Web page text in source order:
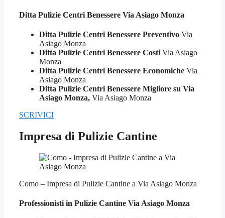
Ditta Pulizie Centri Benessere Via Asiago Monza
Ditta Pulizie Centri Benessere Preventivo Via
Asiago Monza
Ditta Pulizie Centri Benessere Costi Via Asiago
Monza
Ditta Pulizie Centri Benessere Economiche Via
Asiago Monza
Ditta Pulizie Centri Benessere Migliore su Via
Asiago Monza, Via Asiago Monza
SCRIVICI
Impresa di Pulizie Cantine
Como – Impresa di Pulizie Cantine a Via Asiago Monza
Professionisti in Pulizie Cantine Via Asiago Monza